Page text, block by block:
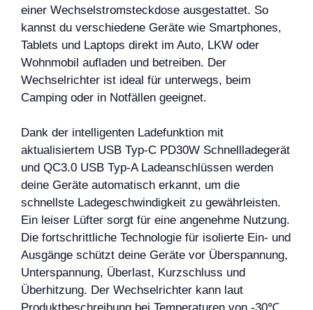
einer Wechselstromsteckdose ausgestattet. So
kannst du verschiedene Geräte wie Smartphones,
Tablets und Laptops direkt im Auto, LKW oder
Wohnmobil aufladen und betreiben. Der
Wechselrichter ist ideal für unterwegs, beim
Camping oder in Notfällen geeignet.
Dank der intelligenten Ladefunktion mit
aktualisiertem USB Typ-C PD30W Schnellladegerät
und QC3.0 USB Typ-A Ladeanschlüssen werden
deine Geräte automatisch erkannt, um die
schnellste Ladegeschwindigkeit zu gewährleisten.
Ein leiser Lüfter sorgt für eine angenehme Nutzung.
Die fortschrittliche Technologie für isolierte Ein- und
Ausgänge schützt deine Geräte vor Überspannung,
Unterspannung, Überlast, Kurzschluss und
Überhitzung. Der Wechselrichter kann laut